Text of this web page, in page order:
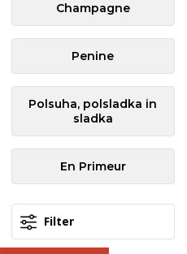
Champagne
Penine
Polsuha, polsladka in
sladka
En Primeur
Filter